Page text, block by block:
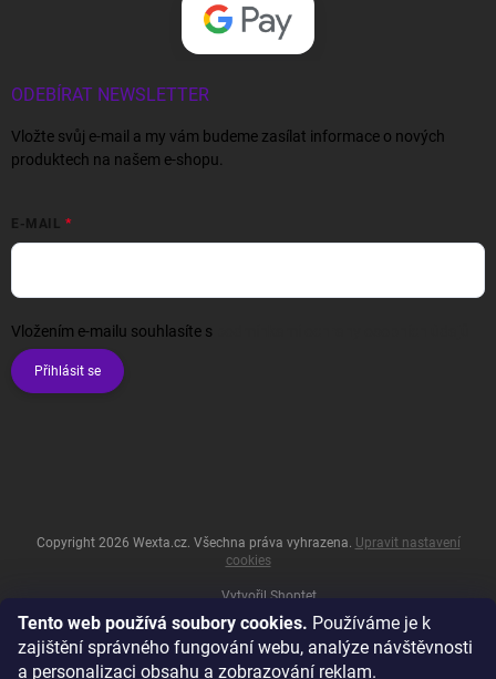
Tento web používá soubory cookies. Používáme je k
zajištění správného fungování webu, analýze návštěvnosti
a personalizaci obsahu a zobrazování reklam.
ODEBÍRAT NEWSLETTER
Vložte svůj e-mail a my vám budeme zasílat informace o nových
produktech na našem e-shopu.
E-MAIL
Vložením e-mailu souhlasíte s
Přihlásit se
Vytvořil Shoptet
Copyright 2026 Wexta.cz. Všechna práva vyhrazena. Upravit nastavení
cookies